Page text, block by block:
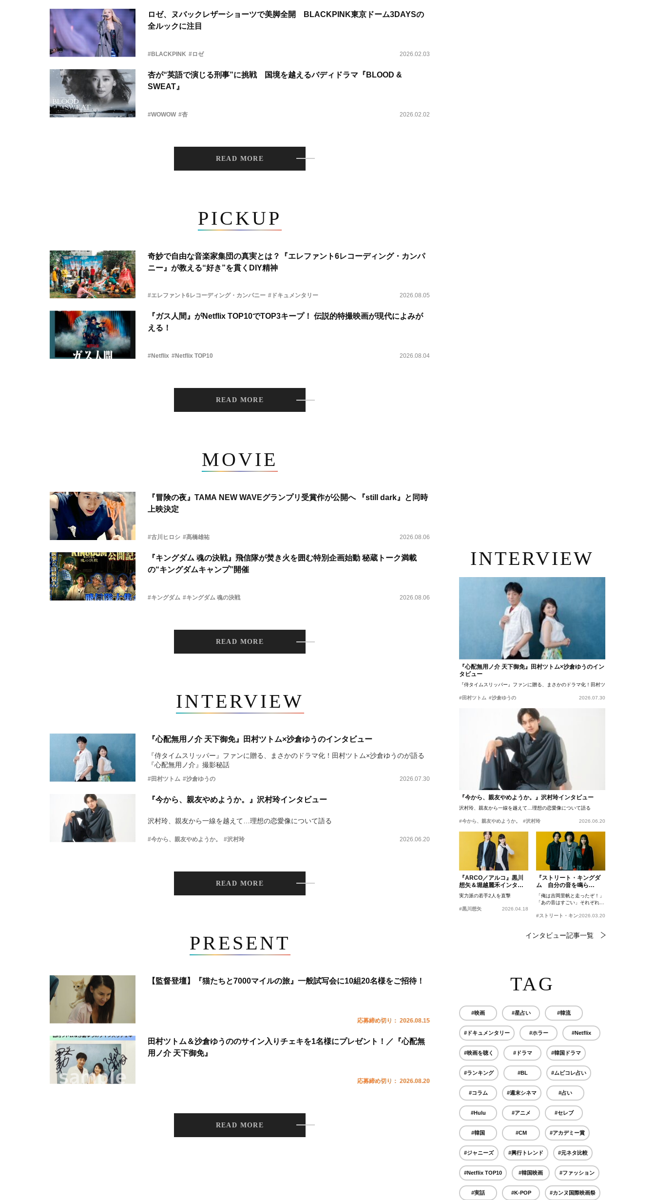
ロゼ、ヌバックレザーショーツで美脚全開 BLACKPINK東京ドーム3DAYSの
全ルックに注目
#BLACKPINK #ロゼ 2026.02.03
杏が“英語で演じる刑事”に挑戦 国境を越えるバディドラマ『BLOOD &
SWEAT』
#WOWOW #杏 2026.02.02
READ MORE
PICKUP
奇妙で自由な音楽家集団の真実とは？『エレファント6レコーディング・カンパ
ニー』が教える“好き”を貫くDIY精神
#エレファント6レコーディング・カンパニー #ドキュメンタリー 2026.08.05
『ガス人間』がNetflix TOP10でTOP3キープ！ 伝説的特撮映画が現代によみが
える！
#Netflix #Netflix TOP10 2026.08.04
READ MORE
MOVIE
『冒険の夜』TAMA NEW WAVEグランプリ受賞作が公開へ 『still dark』と同時
上映決定
#古川ヒロシ #髙橋雄祐 2026.08.06
『キングダム 魂の決戦』飛信隊が焚き火を囲む特別企画始動 秘蔵トーク満載
の“キングダムキャンプ”開催
#キングダム #キングダム 魂の決戦 2026.08.06
READ MORE
INTERVIEW
『心配無用ノ介 天下御免』田村ツトム×沙倉ゆうのインタビュー
『侍タイムスリッパー』ファンに贈る、まさかのドラマ化！田村ツトム×沙倉ゆうのが語る
『心配無用ノ介』撮影秘話
#田村ツトム #沙倉ゆうの 2026.07.30
『今から、親友やめようか。』沢村玲インタビュー
沢村玲、親友から一線を越えて…理想の恋愛像について語る
#今から、親友やめようか。 #沢村玲 2026.06.20
READ MORE
PRESENT
【監督登壇】『猫たちと7000マイルの旅』一般試写会に10組20名様をご招待！
応募締め切り： 2026.08.15
田村ツトム＆沙倉ゆうののサイン入りチェキを1名様にプレゼント！／『心配無
用ノ介 天下御免』
応募締め切り： 2026.08.20
READ MORE
INTERVIEW
『心配無用ノ介 天下御免』田村ツトム×沙倉ゆうのイン
タビュー
『侍タイムスリッパー』ファンに贈る、まさかのドラマ化！田村ツトム×沙倉ゆうのが語
#田村ツトム #沙倉ゆうの 2026.07.30
『今から、親友やめようか。』沢村玲インタビュー
沢村玲、親友から一線を越えて…理想の恋愛像について語る
#今から、親友やめようか。 #沢村玲 2026.06.20
『ARCO／アルコ』黒川
想矢＆堀越麗禾インタビ
ュー
実力派の若手2人を直撃
#黒川想矢 2026.04.18
『ストリート・キングダ
ム 自分の音を鳴ら
せ。』峯田和伸、若葉竜
也、吉岡里帆インタビュ
ー
「俺は吉岡里帆と走ったぞ！」
「あの音はすごい」それぞれの
#ストリート・キングダム 自分の音を鳴らせ。
2026.03.20
インタビュー記事一覧
TAG
#映画 #星占い #韓流
#ドキュメンタリー #ホラー #Netflix
#映画を聴く #ドラマ #韓国ドラマ
#ランキング #BL #ムビコレ占い
#コラム #週末シネマ #占い
#Hulu #アニメ #セレブ
#韓国 #CM #アカデミー賞
#ジャニーズ #興行トレンド #元ネタ比較
#Netflix TOP10 #韓国映画 #ファッション
#実話 #K-POP #カンヌ国際映画祭